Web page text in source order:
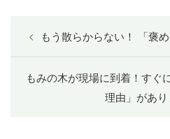
もう散らからない！ 「褒
もみの木が現場に到着！すぐ
理由」があり